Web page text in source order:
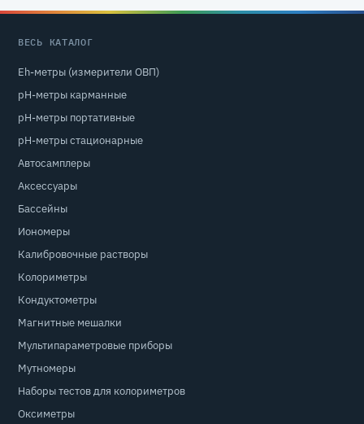
ВЕСЬ КАТАЛОГ
Eh-метры (измерители ОВП)
pH-метры карманные
pH-метры портативные
pH-метры стационарные
Автосамплеры
Аксессуары
Бассейны
Иономеры
Калибровочные растворы
Колориметры
Кондуктометры
Магнитные мешалки
Мультипараметровые приборы
Мутномеры
Наборы тестов для колориметров
Оксиметры